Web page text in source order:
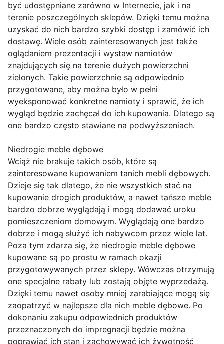
być udostępniane zarówno w Internecie, jak i na
terenie poszczególnych sklepów. Dzięki temu można
uzyskać do nich bardzo szybki dostęp i zamówić ich
dostawę. Wiele osób zainteresowanych jest także
oglądaniem prezentacji i wystaw namiotów
znajdujących się na terenie dużych powierzchni
zielonych. Takie powierzchnie są odpowiednio
przygotowane, aby można było w pełni
wyeksponować konkretne namioty i sprawić, że ich
wygląd będzie zachęcał do ich kupowania. Dlatego są
one bardzo często stawiane na podwyższeniach.
Niedrogie meble dębowe
Wciąż nie brakuje takich osób, które są
zainteresowane kupowaniem tanich mebli dębowych.
Dzieje się tak dlatego, że nie wszystkich stać na
kupowanie drogich produktów, a nawet tańsze meble
bardzo dobrze wyglądają i mogą dodawać uroku
pomieszczeniom domowym. Wyglądają one bardzo
dobrze i mogą służyć ich nabywcom przez wiele lat.
Poza tym zdarza się, że niedrogie meble dębowe
kupowane są po prostu w ramach okazji
przygotowywanych przez sklepy. Wówczas otrzymują
one specjalne rabaty lub zostają objęte wyprzedażą.
Dzięki temu nawet osoby mniej zarabiające mogą się
zaopatrzyć w najlepsze dla nich meble dębowe. Po
dokonaniu zakupu odpowiednich produktów
przeznaczonych do impregnacji będzie można
poprawiać ich stan i zachowywać ich żywotność